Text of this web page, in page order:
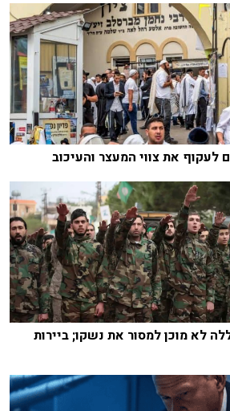
לעקוף את צווי המעצר והעיכוב
לא מוכן למסור את נשקו; ביירות